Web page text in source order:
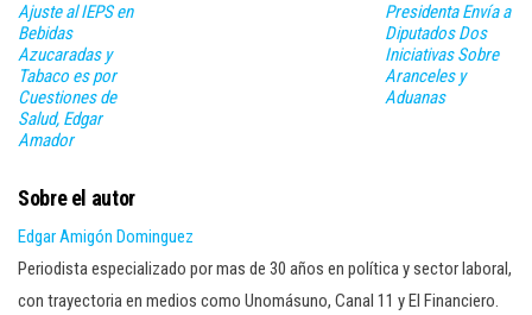
Ajuste al IEPS en
Bebidas
Azucaradas y
Tabaco es por
Cuestiones de
Salud, Edgar
Amador
Presidenta Envía a
Diputados Dos
Iniciativas Sobre
Aranceles y
Aduanas
Sobre el autor
Edgar Amigón Dominguez
Periodista especializado por mas de 30 años en política y sector laboral,
con trayectoria en medios como Unomásuno, Canal 11 y El Financiero.